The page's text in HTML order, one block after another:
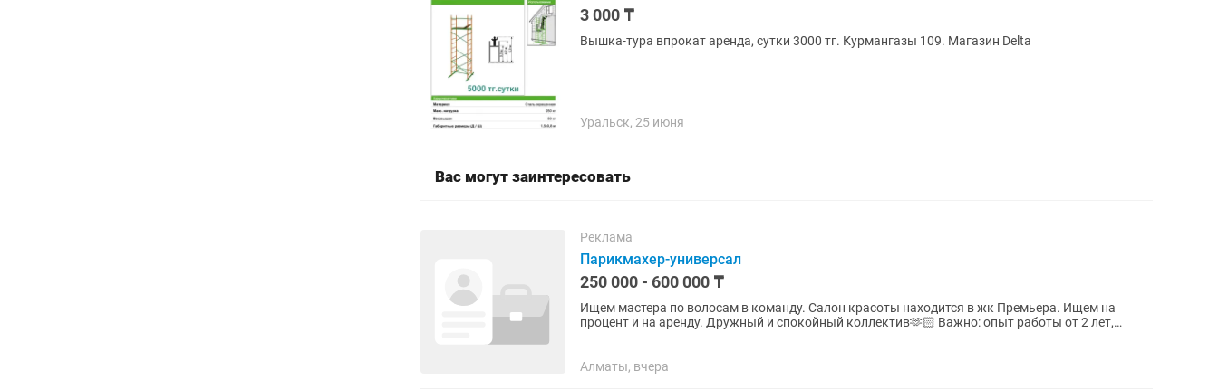
3 000 ₸
Вышка-тура впрокат аренда, сутки 3000 тг. Курмангазы 109. Магазин Delta
Уральск, 25 июня
Вас могут заинтересовать
Реклама
Парикмахер-универсал
250 000 - 600 000 ₸
Ищем мастера по волосам в команду. Салон красоты находится в жк Премьера. Ищем на
процент и на аренду. Дружный и спокойный коллектив🫶🏻 Важно: опыт работы от 2 лет,
Алматы, вчера